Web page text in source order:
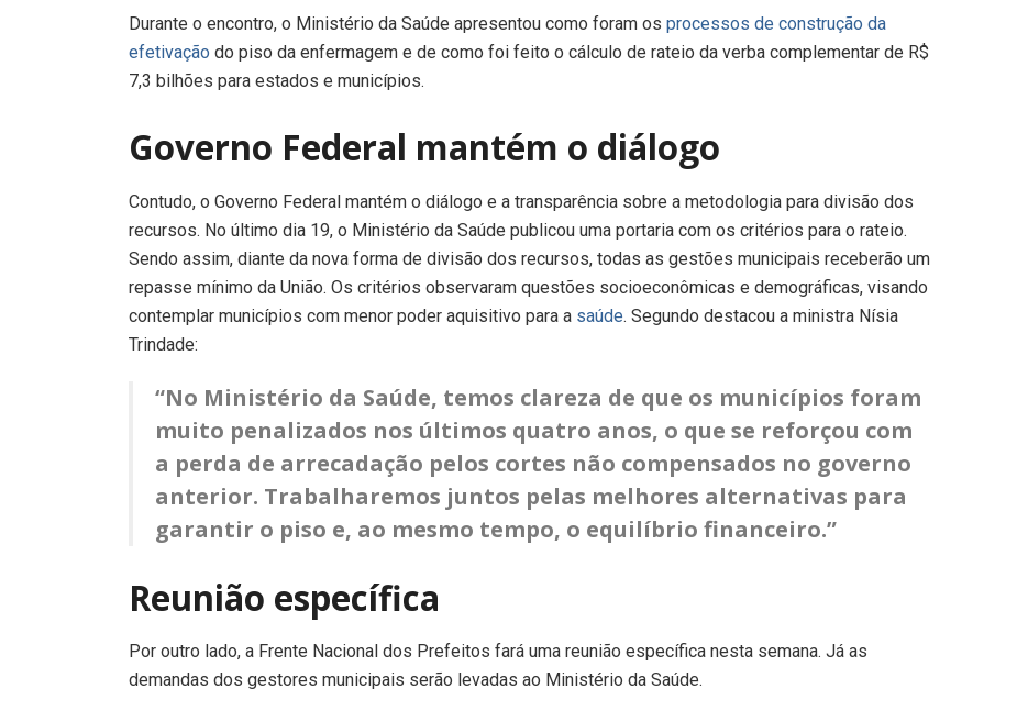
Durante o encontro, o Ministério da Saúde apresentou como foram os processos de construção da
efetivação do piso da enfermagem e de como foi feito o cálculo de rateio da verba complementar de R$
7,3 bilhões para estados e municípios.
Governo Federal mantém o diálogo
Contudo, o Governo Federal mantém o diálogo e a transparência sobre a metodologia para divisão dos
recursos. No último dia 19, o Ministério da Saúde publicou uma portaria com os critérios para o rateio.
Sendo assim, diante da nova forma de divisão dos recursos, todas as gestões municipais receberão um
repasse mínimo da União. Os critérios observaram questões socioeconômicas e demográficas, visando
contemplar municípios com menor poder aquisitivo para a saúde. Segundo destacou a ministra Nísia
Trindade:
“No Ministério da Saúde, temos clareza de que os municípios foram
muito penalizados nos últimos quatro anos, o que se reforçou com
a perda de arrecadação pelos cortes não compensados no governo
anterior. Trabalharemos juntos pelas melhores alternativas para
garantir o piso e, ao mesmo tempo, o equilíbrio financeiro.”
Reunião específica
Por outro lado, a Frente Nacional dos Prefeitos fará uma reunião específica nesta semana. Já as
demandas dos gestores municipais serão levadas ao Ministério da Saúde.